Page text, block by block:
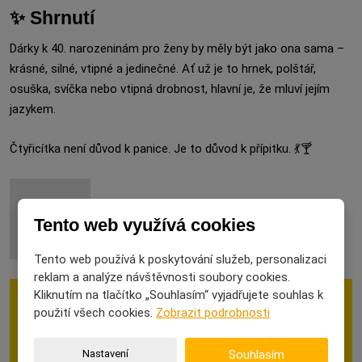
✨ Shrnutí
Dárky k 40. narozeninám pro ženy by měly být jako ona sama –
krásné, silné, vtipné a jedinečné. Ať už je to hrnek, polštář,
osuška, svíčka nebo vtipná drobnost, hlavní je, že mluví jejím
jazykem.
Čtyřicítka není důvod k panice. Je to důvod k přípitku. 💃🍸
Dárky k 40. narozeninám pro ženu máte
zde! ►
Tento web využívá cookies
Tento web používá k poskytování služeb, personalizaci
reklam a analýze návštěvnosti soubory cookies.
Kliknutím na tlačítko „Souhlasím“ vyjadřujete souhlas k
použití všech cookies. Zobrazit podrobnosti
Nastavení Souhlasím